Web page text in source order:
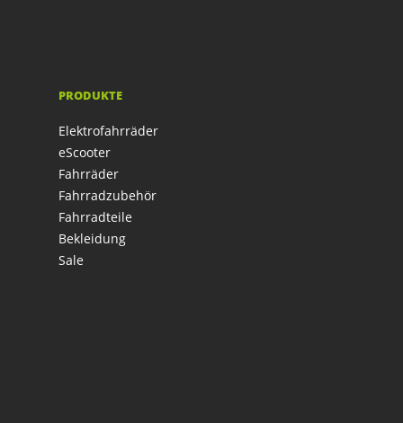
PRODUKTE
Elektrofahrräder
eScooter
Fahrräder
Fahrradzubehör
Fahrradteile
Bekleidung
Sale